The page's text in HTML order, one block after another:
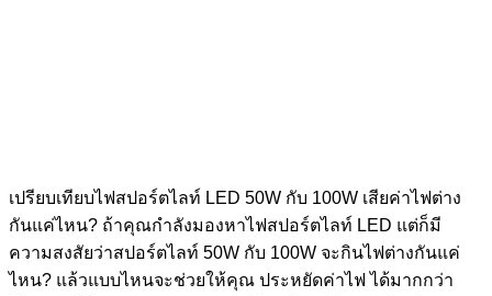
เปรียบเทียบไฟสปอร์ตไลท์ LED 50W กับ 100W เสียค่าไฟต่าง
กันแค่ไหน? ถ้าคุณกำลังมองหาไฟสปอร์ตไลท์ LED แต่ก็มี
ความสงสัยว่าสปอร์ตไลท์ 50W กับ 100W จะกินไฟต่างกันแค่
ไหน? แล้วแบบไหนจะช่วยให้คุณ ประหยัดค่าไฟ ได้มากกว่า